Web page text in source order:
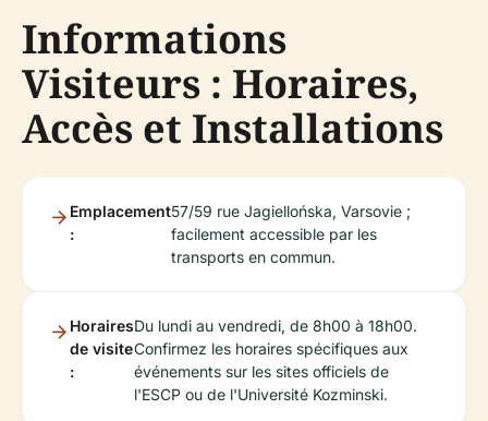
Informations
Visiteurs : Horaires,
Accès et Installations
Emplacement
:
57/59 rue Jagiellońska, Varsovie ;
facilement accessible par les
transports en commun.
Horaires
de visite
:
Du lundi au vendredi, de 8h00 à 18h00.
Confirmez les horaires spécifiques aux
événements sur les sites officiels de
l'ESCP ou de l'Université Kozminski.